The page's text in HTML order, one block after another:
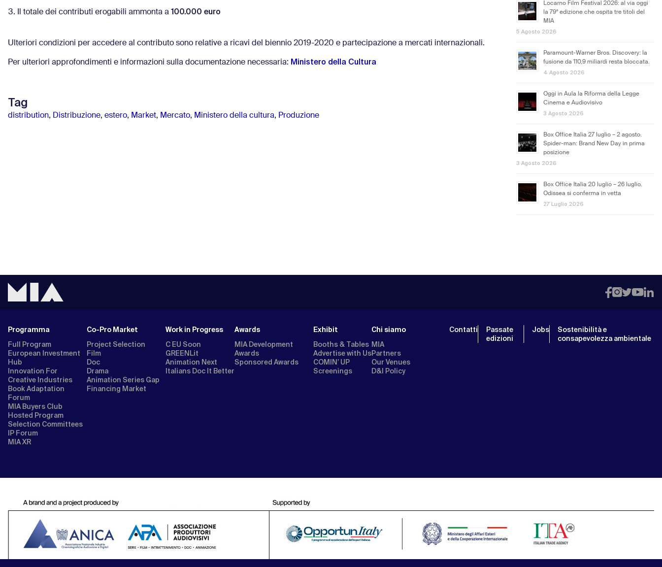
Il totale dei contributi erogabili ammonta a 100.000 euro
Ulteriori condizioni per accedere al contributo sono relative a ricavi del biennio 2019-2020 e partecipazione a mercati internazionali.
Per ulteriori approfondimenti e informazioni sulla documentazione necessaria: Ministero della Cultura
Tag
distribution, Distribuzione, estero, Market, Mercato, Ministero della cultura, Produzione
Locarno Film Festival 2026: al via oggi
la 79ª edizione che ospita tre titoli del
MIA
5 Agosto 2026
Paramount-Warner Bros. Discovery: la
fusione da 110,9 miliardi resta bloccata.
4 Agosto 2026
Oggi in Aula la Riforma della Legge
Cinema e Audiovisivo
3 Agosto 2026
Box Office Italia 27 luglio – 2 agosto.
Spider-man: Brand New Day in prima
posizione
3 Agosto 2026
Box Office Italia 20 luglio – 26 luglio.
Odissea si conferma in vetta
27 Luglio 2026
Programma
Full Program
European Investment
Hub
Innovation For
Creative Industries
Book Adaptation
Forum
MIA Buyers Club
Hosted Program
Selection Committees
IP Forum
MIA XR
Co-Pro Market
Project Selection
Film
Doc
Drama
Animation Series Gap
Financing Market
Work in Progress
C EU Soon
GREENLit
Animation Next
Italians Doc It Better
Awards
MIA Development
Awards
Sponsored Awards
Exhibit
Booths & Tables
Advertise with Us
COMIN’ UP
Screenings
Chi siamo
MIA
Partners
Our Venues
D&I Policy
Contatti
Passate
edizioni
Jobs
Sostenibilità e
consapevolezza ambientale